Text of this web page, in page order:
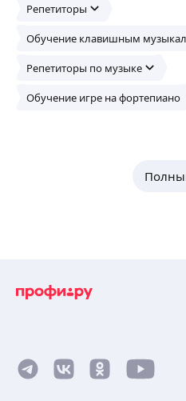
Репетиторы
Обучение клавишным
Репетиторы по музыке
Обучение игре на фортепиано